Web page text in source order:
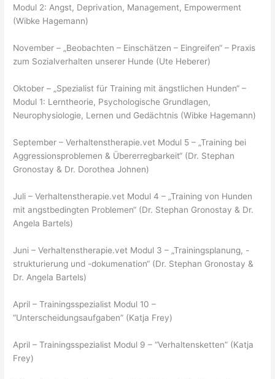
Modul 2: Angst, Deprivation, Management, Empowerment
(Wibke Hagemann)
November – „Beobachten – Einschätzen – Eingreifen“ – Praxis
zum Sozialverhalten unserer Hunde (Ute Heberer)
Oktober – „Spezialist für Training mit ängstlichen Hunden“ –
Modul 1: Lerntheorie, Psychologische Grundlagen,
Neurophysiologie, Lernen und Gedächtnis (Wibke Hagemann)
September – Verhaltenstherapie.vet Modul 5 – „Training bei
Aggressionsproblemen & Übererregbarkeit“ (Dr. Stephan
Gronostay & Dr. Dorothea Johnen)
Juli – Verhaltenstherapie.vet Modul 4 – „Training von Hunden
mit angstbedingten Problemen“ (Dr. Stephan Gronostay & Dr.
Angela Bartels)
Juni – Verhaltenstherapie.vet Modul 3 – „Trainingsplanung, -
strukturierung und -dokumenation“ (Dr. Stephan Gronostay &
Dr. Angela Bartels)
April – Trainingsspezialist Modul 10 –
“Unterscheidungsaufgaben” (Katja Frey)
April – Trainingsspezialist Modul 9 – “Verhaltensketten” (Katja
Frey)